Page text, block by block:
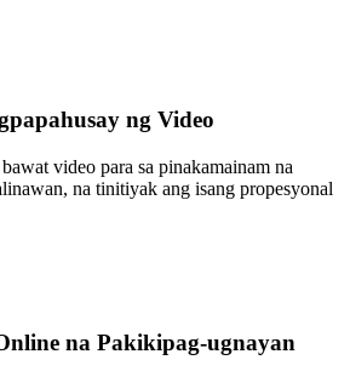
ng Video
video para sa pinakamainam na
na tinitiyak ang isang propesyonal
na Pakikipag-ugnayan